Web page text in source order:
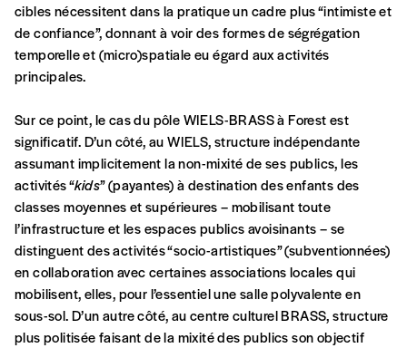
cibles nécessitent dans la pratique un cadre plus “intimiste et
de confiance”, donnant à voir des formes de ségrégation
temporelle et (micro)spatiale eu égard aux activités
principales.
Sur ce point, le cas du pôle WIELS-BRASS à Forest est
significatif. D’un côté, au WIELS, structure indépendante
assumant implicitement la non-mixité de ses publics, les
activités “kids” (payantes) à destination des enfants des
classes moyennes et supérieures – mobilisant toute
l’infrastructure et les espaces publics avoisinants – se
distinguent des activités “socio-artistiques” (subventionnées)
en collaboration avec certaines associations locales qui
mobilisent, elles, pour l’essentiel une salle polyvalente en
sous-sol. D’un autre côté, au centre culturel BRASS, structure
plus politisée faisant de la mixité des publics son objectif